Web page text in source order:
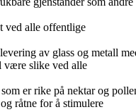
ved alle offentlige
av glass og metall
være slike ved alle
er rike på nektar og
råtne for å stimulere